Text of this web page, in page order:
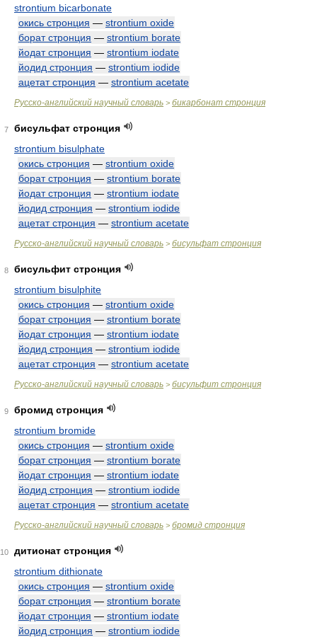
strontium bicarbonate
окись стронция — strontium oxide
борат стронция — strontium borate
йодат стронция — strontium iodate
йодид стронция — strontium iodide
ацетат стронция — strontium acetate
Русско-английский научный словарь > бикарбонат стронция
7
бисульфат стронция
strontium bisulphate
окись стронция — strontium oxide
борат стронция — strontium borate
йодат стронция — strontium iodate
йодид стронция — strontium iodide
ацетат стронция — strontium acetate
Русско-английский научный словарь > бисульфат стронция
8
бисульфит стронция
strontium bisulphite
окись стронция — strontium oxide
борат стронция — strontium borate
йодат стронция — strontium iodate
йодид стронция — strontium iodide
ацетат стронция — strontium acetate
Русско-английский научный словарь > бисульфит стронция
9
бромид стронция
strontium bromide
окись стронция — strontium oxide
борат стронция — strontium borate
йодат стронция — strontium iodate
йодид стронция — strontium iodide
ацетат стронция — strontium acetate
Русско-английский научный словарь > бромид стронция
10
дитионат стронция
strontium dithionate
окись стронция — strontium oxide
борат стронция — strontium borate
йодат стронция — strontium iodate
йодид стронция — strontium iodide